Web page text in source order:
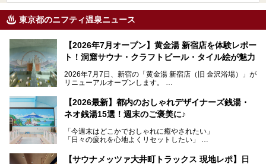
東京都のニフティ温泉ニュース
【2026年7月オープン】黄金湯 新宿店を体験レポー
ト！洞窟サウナ・クラフトビール・タイル絵が魅力
2026年7月7日、新宿の「黄金湯 新宿店（旧 金沢浴場）」が
リニューアルオープンします。
レトロでノスタルジックなタイル絵はそのまま、昔からここ
を知る地元の人にも、新しく足を運んでくれる人にも愛され
る、今の時代の"銭湯"として生まれ変わりました。洞窟のよ
ビアバーなど、新しく登場したスポットも併せて紹介しま
す。充実した設備があるのに、基本の入浴料が銭湯価格の5
【2026最新】都内のおしゃれデザイナーズ銭湯・
ネオ銭湯15選！週末のご褒美に♪
「今週末はどこかでおしゃれに癒やされたい」
「日々の疲れを心地よくリセットしたい」
となっている新しいスタイルの銭湯です。
【サウナメッツァ大井町トラックス 現地レポ】日